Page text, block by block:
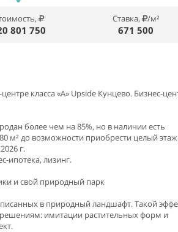
801 750
Ставка, /м²
671 500
класса «А» Upside Кунцево. Бизнес-
более чем на 85%, но в наличии есть
м² до возможности приобрести целый
г.
ипотека, лизинг.
и свой природный парк
в природный ландшафт. Такой
имитации растительных форм и